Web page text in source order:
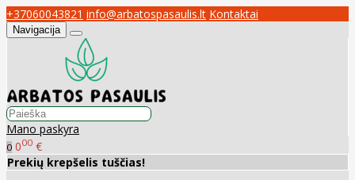
+37060043821 info@arbatospasaulis.lt Kontaktai
Navigacija
Mano paskyra
0 000 €
Prekių krepšelis tuščias!